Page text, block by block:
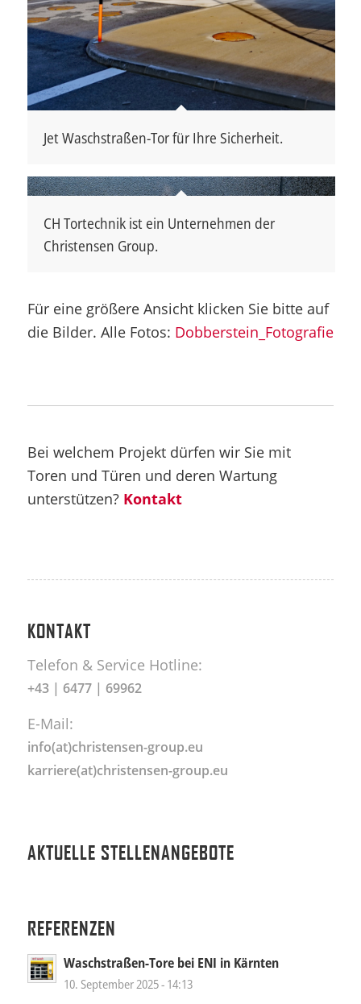
Jet Waschstraßen-Tor für Ihre Sicherheit.
CH Tortechnik ist ein Unternehmen der
Christensen Group.
Für eine größere Ansicht klicken Sie bitte auf
die Bilder. Alle Fotos: Dobberstein_Fotografie
Bei welchem Projekt dürfen wir Sie mit
Toren und Türen und deren Wartung
unterstützen? Kontakt
KONTAKT
Telefon & Service Hotline:
+43 | 6477 | 69962
E-Mail:
info(at)christensen-group.eu
karriere(at)christensen-group.eu
AKTUELLE STELLENANGEBOTE
REFERENZEN
Waschstraßen-Tore bei ENI in Kärnten
10. September 2025 - 14:13